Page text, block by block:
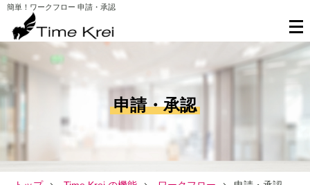
簡単！ワークフロー 申請・承認
申請・承認